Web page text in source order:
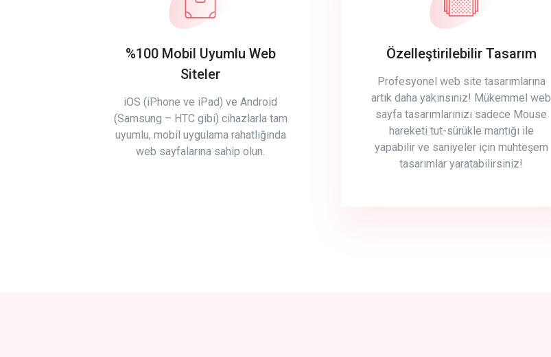
%100 Mobil Uyumlu Web
Siteler
iOS (iPhone ve iPad) ve Android
(Samsung – HTC gibi) cihazlarla tam
uyumlu, mobil uygulama rahatlığında
web sayfalarına sahip olun.
Özelleştirilebilir Tasarım
Profesyonel web site tasarımlarına
artık daha yakınsınız! Mükemmel web
sayfa tasarımlarınızı sadece Mouse
hareketi tut-sürükle mantığı ile
yapabilir ve saniyeler için muhteşem
tasarımlar yaratabilirsiniz!